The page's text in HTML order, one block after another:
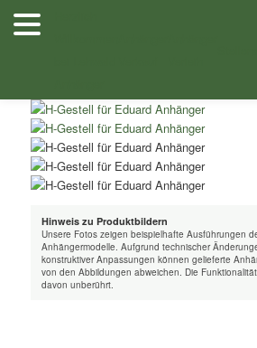
Zum
Inhalt
Shop
Hinweis zu Produktbildern
Unsere Fotos zeigen beispielhafte Ausführungen
Anhängermodelle. Aufgrund technischer
konstruktiver Anpassungen können gelieferte
von den Abbildungen abweichen. Die
davon unberührt.